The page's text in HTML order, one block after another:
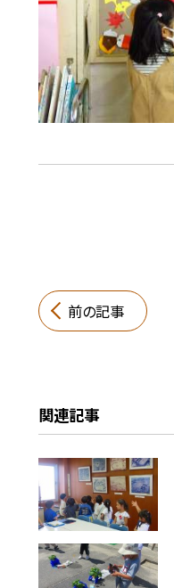
前の記事
関連記事